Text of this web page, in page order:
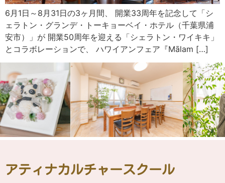
6月1日～8月31日の3ヶ月間、 開業33周年を記念して「シ
ェラトン・グランデ・トーキョーベイ・ホテル（千葉県浦
安市）」が 開業50周年を迎える「シェラトン・ワイキキ」
とコラボレーションで、 ハワイアンフェア『Mālam […]
アティナカルチャースクール